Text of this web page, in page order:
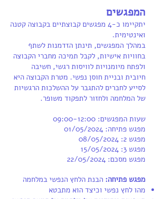
המפגשים
יתקיימו כ-4 מפגשים קבוצתיים בקבוצה קטנה
ואינטימית.
במהלך המפגשים, תינתן הזדמנות לשתף
בחוויות אישיות, לקבל תמיכה מחברי הקבוצה
ולפתח מיומנויות לוויסות רגשי, חשיבה
חיובית ובניית חוסן נפשי. מטרת הקבוצה היא
לסייע לחברים להתגבר על ההשלכות הרגשיות
של המלחמה ולחזור לתפקוד משופר.
שעות המפגשים: 09:00-12:00
מפגש פתיחה: 01/05/2024
מפגש 2: 08/05/2024
מפגש 3: 15/05/2024
מפגש מסכם: 22/05/2024
מפגש פתיחה: הבנת הלחץ הנפשי במלחמה
מהו לחץ נפשי וכיצד הוא מתבטא